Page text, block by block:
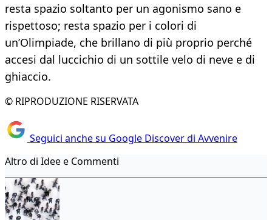
resta spazio soltanto per un agonismo sano e
rispettoso; resta spazio per i colori di
un’Olimpiade, che brillano di più proprio perché
accesi dal luccichio di un sottile velo di neve e di
ghiaccio.
© RIPRODUZIONE RISERVATA
Seguici anche su Google Discover di Avvenire
Altro di Idee e Commenti